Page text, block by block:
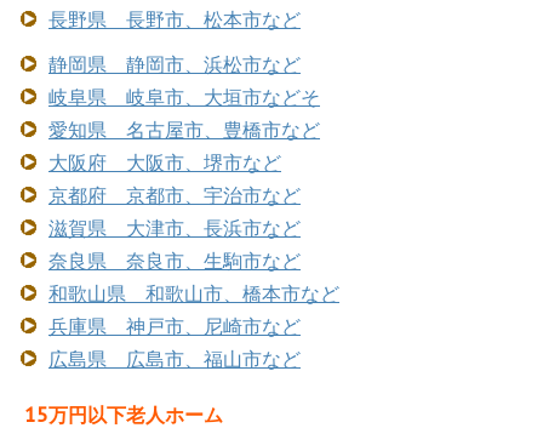
長野県 長野市、松本市など
静岡県 静岡市、浜松市など
岐阜県 岐阜市、大垣市などそ
愛知県 名古屋市、豊橋市など
大阪府 大阪市、堺市など
京都府 京都市、宇治市など
滋賀県 大津市、長浜市など
奈良県 奈良市、生駒市など
和歌山県 和歌山市、橋本市など
兵庫県 神戸市、尼崎市など
広島県 広島市、福山市など
15万円以下老人ホーム